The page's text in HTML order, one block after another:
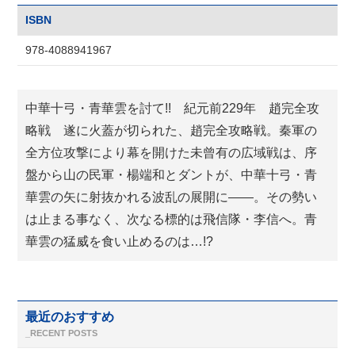
ISBN
978-4088941967
中華十弓・青華雲を討て!! 紀元前229年 趙完全攻
略戦 遂に火蓋が切られた、趙完全攻略戦。秦軍の
全方位攻撃により幕を開けた未曾有の広域戦は、序
盤から山の民軍・楊端和とダントが、中華十弓・青
華雲の矢に射抜かれる波乱の展開に――。その勢い
は止まる事なく、次なる標的は飛信隊・李信へ。青
華雲の猛威を食い止めるのは…!?
最近のおすすめ
_RECENT POSTS